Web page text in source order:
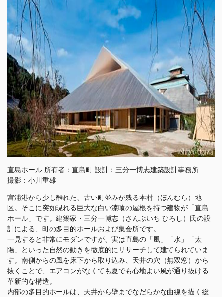
直島ホール 所有者：直島町 設計：三分一博志建築設計事務所
撮影：小川重雄
宮浦港から少し離れた、古い町並みが残る本村（ほんむら）地
区。そこに突如現れる巨大な白い漆喰の屋根を持つ建物が「直島
ホール」です。建築家・三分一博志（さんぶいち ひろし）氏の設
計による、町の多目的ホールおよび集会所です。
一見すると非常にモダンですが、実は直島の「風」「水」「太
陽」といった自然の動きを徹底的にリサーチして建てられていま
す。南側からの風を床下から取り込み、天井の穴（無双窓）から
抜くことで、エアコンがなくても夏でも心地よい風が通り抜ける
革新的な構造。
内部の多目的ホールは、天井から壁までなだらかな曲線を描く総